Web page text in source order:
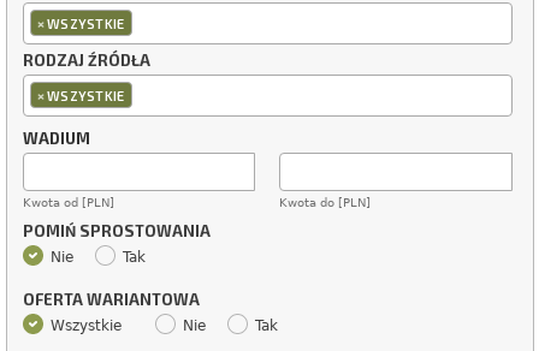
×WSZYSTKIE
RODZAJ ŹRÓDŁA
×WSZYSTKIE
WADIUM
Kwota od [PLN] Kwota do [PLN]
POMIŃ SPROSTOWANIA
Nie Tak
OFERTA WARIANTOWA
Wszystkie Nie Tak